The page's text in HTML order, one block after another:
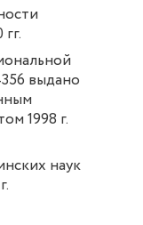
выдано
1998 г.
наук